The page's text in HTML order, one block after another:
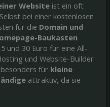
Websiteist ein oft
bei einer kostenlosen
für die Domain und
Baukasten
und 30 Euro für eine All-
und Website-Builder
für kleine
attraktiv, da sie